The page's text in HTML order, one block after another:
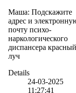
Маша: Подскажите
адрес и
почту психо-
наркологического
диспансера красный
луч
Details
24-03-2025
11:27:41